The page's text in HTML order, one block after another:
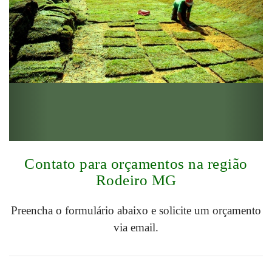
Contato para orçamentos na região
Rodeiro MG
Preencha o formulário abaixo e solicite um orçamento
via email.